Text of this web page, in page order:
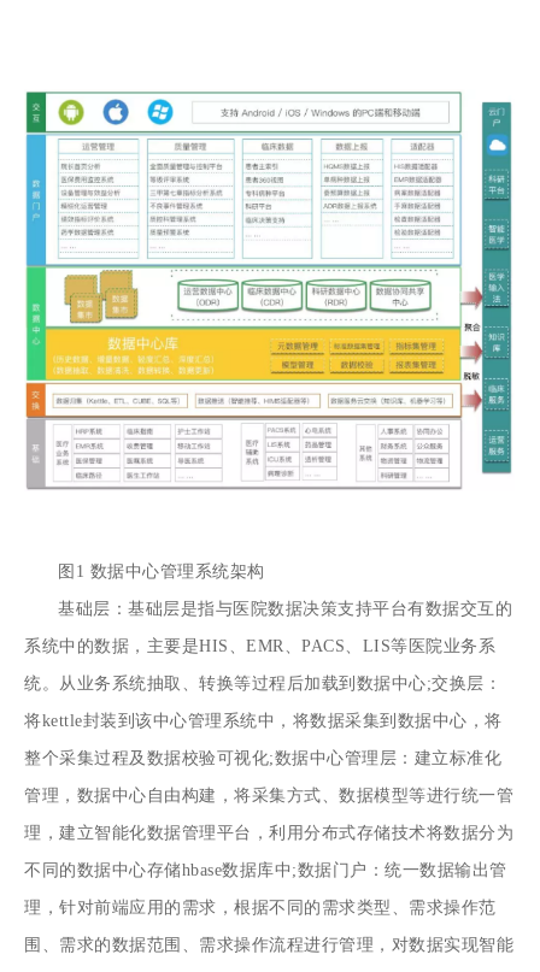
图1 数据中心管理系统架构
基础层：基础层是指与医院数据决策支持平台有数据交互的
系统中的数据，主要是HIS、EMR、PACS、LIS等医院业务系
统。从业务系统抽取、转换等过程后加载到数据中心;交换层：
将kettle封装到该中心管理系统中，将数据采集到数据中心，将
整个采集过程及数据校验可视化;数据中心管理层：建立标准化
管理，数据中心自由构建，将采集方式、数据模型等进行统一管
理，建立智能化数据管理平台，利用分布式存储技术将数据分为
不同的数据中心存储hbase数据库中;数据门户：统一数据输出管
理，针对前端应用的需求，根据不同的需求类型、需求操作范
围、需求的数据范围、需求操作流程进行管理，对数据实现智能